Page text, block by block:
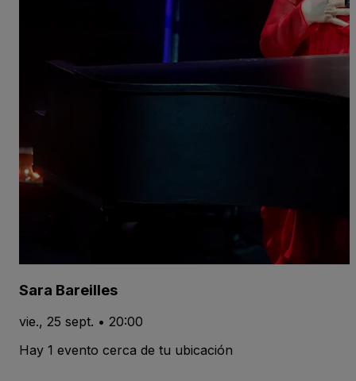
Sara Bareilles
vie., 25 sept. • 20:00
Hay 1 evento cerca de tu ubicación